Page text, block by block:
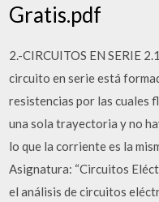
Gratis.pdf
2.-CIRCUITOS EN SERIE
circuito en serie está
resistencias por las cuales
una sola trayectoria y no
lo que la corriente es la
Asignatura: “Circuitos
el análisis de circuitos